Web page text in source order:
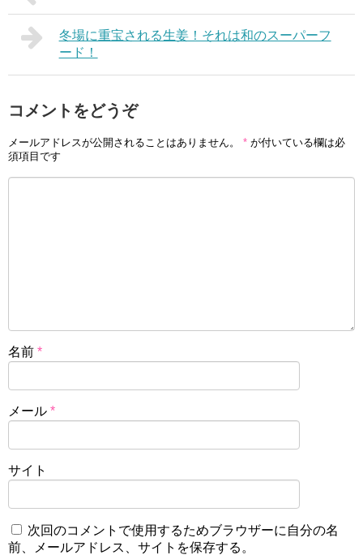
冬場に重宝される生姜！それは和のスーパーフ
ード！
コメントをどうぞ
メールアドレスが公開されることはありません。 * が付いている欄は必
須項目です
名前 *
メール *
サイト
次回のコメントで使用するためブラウザーに自分の名
前、メールアドレス、サイトを保存する。